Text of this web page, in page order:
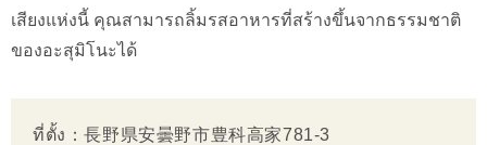
เสียงแห่งนี้ คุณสามารถลิ้มรสอาหารที่สร้างขึ้นจากธรรมชาติ
ของอะสุมิโนะได้
ที่ตั้ง：長野県安曇野市豊科高家781-3